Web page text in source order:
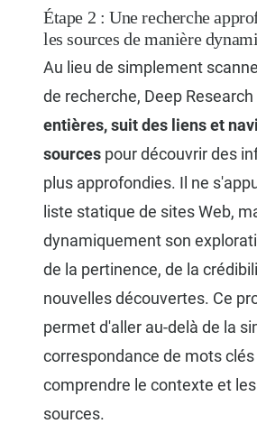
Étape 2 : Une recherche
les sources de manière
Au lieu de simplement
de recherche, Deep Research
entières, suit des liens et
sources pour découvrir des
plus approfondies. Il ne
liste statique de sites Web,
dynamiquement son
de la pertinence, de la
nouvelles découvertes. Ce
permet d'aller au-delà de la
correspondance de mots
comprendre le contexte et
sources.